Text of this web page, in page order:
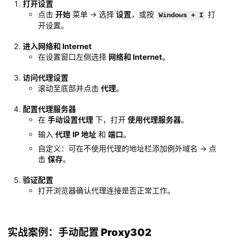
打开设置
点击 开始 菜单 → 选择 设置，或按 Windows + I 打
开设置。
进入网络和 Internet
在设置窗口左侧选择 网络和 Internet。
访问代理设置
滚动至底部并点击 代理。
配置代理服务器
在 手动设置代理 下，打开 使用代理服务器。
输入 代理 IP 地址 和 端口。
自定义：可在不使用代理的地址栏添加例外域名 → 点
击 保存。
验证配置
打开浏览器确认代理连接是否正常工作。
实战案例：手动配置 Proxy302